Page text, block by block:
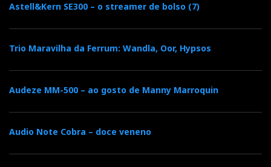
Astell&Kern SE300 – o streamer de bolso (7)
Trio Maravilha da Ferrum: Wandla, Oor, Hypsos
Audeze MM-500 – ao gosto de Manny Marroquin
Audio Note Cobra – doce veneno